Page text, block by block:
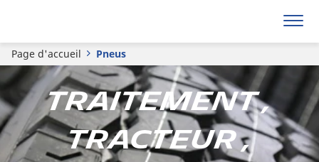
Page d'accueil Pneus
Traitement ,
Tracteur ,